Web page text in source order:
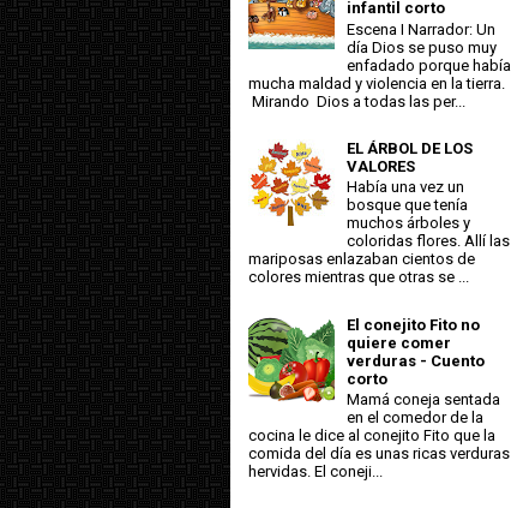
infantil corto
Escena I Narrador: Un
día Dios se puso muy
enfadado porque había
mucha maldad y violencia en la tierra.
Mirando Dios a todas las per...
EL ÁRBOL DE LOS
VALORES
Había una vez un
bosque que tenía
muchos árboles y
coloridas flores. Allí las
mariposas enlazaban cientos de
colores mientras que otras se ...
El conejito Fito no
quiere comer
verduras - Cuento
corto
Mamá coneja sentada
en el comedor de la
cocina le dice al conejito Fito que la
comida del día es unas ricas verduras
hervidas. El coneji...